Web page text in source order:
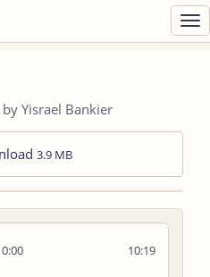
Yisrael Bankier
3.9 MB
0:00 10:19